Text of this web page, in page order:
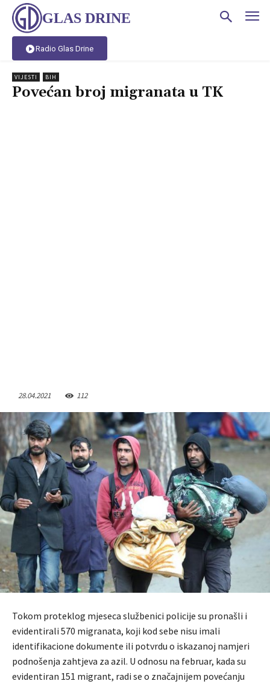
GLAS DRINE
Radio Glas Drine
VIJESTI BIH
Povećan broj migranata u TK
28.04.2021 112
Tokom proteklog mjeseca službenici policije su pronašli i
evidentirali 570 migranata, koji kod sebe nisu imali
identifikacione dokumente ili potvrdu o iskazanoj namjeri
podnošenja zahtjeva za azil. U odnosu na februar, kada su
evidentiran 151 migrant, radi se o značajnijem povećanju